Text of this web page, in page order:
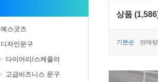
예스굿즈
디자인문구
다이어리/스케줄러
고급비즈니스 문구
상품
기본순 판매